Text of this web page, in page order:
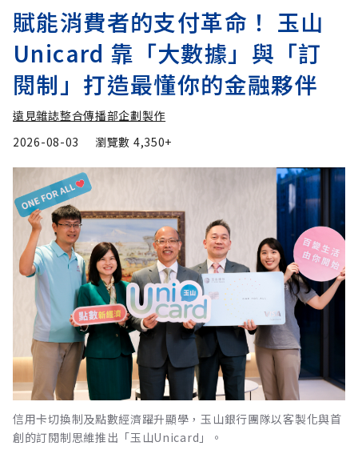
賦能消費者的支付革命！ 玉山
Unicard 靠「大數據」與「訂
閱制」打造最懂你的金融夥伴
遠見雜誌整合傳播部企劃製作
2026-08-03
瀏覽數 4,350+
信用卡切換制及點數經濟躍升顯學，玉山銀行團隊以客製化與首
創的訂閱制思維推出「玉山Unicard」。